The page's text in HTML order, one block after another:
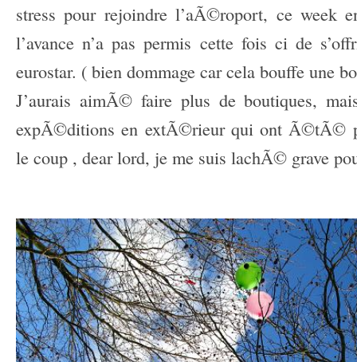
stress pour rejoindre l’aÃ©roport, ce
l’avance n’a pas permis cette fois ci de
eurostar. ( bien dommage car cela bouffe une
J’aurais aimÃ© faire plus de boutiques,
expÃ©ditions en extÃ©rieur qui ont Ã©tÃ©
le coup , dear lord, je me suis lachÃ© grave